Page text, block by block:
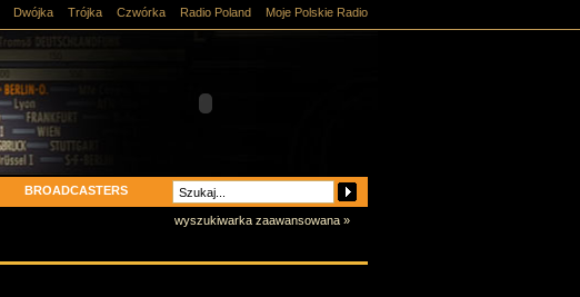
Dwójka Trójka Czwórka Radio Poland Moje Polskie Radio
BROADCASTERS
wyszukiwarka zaawansowana »